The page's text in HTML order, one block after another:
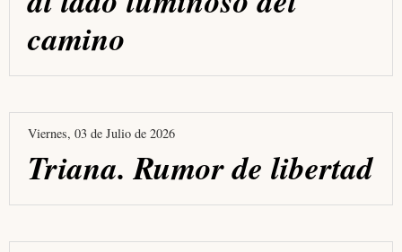
camino
Viernes, 03 de Julio de 2026
Triana. Rumor de libertad